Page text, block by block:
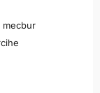
mecbur